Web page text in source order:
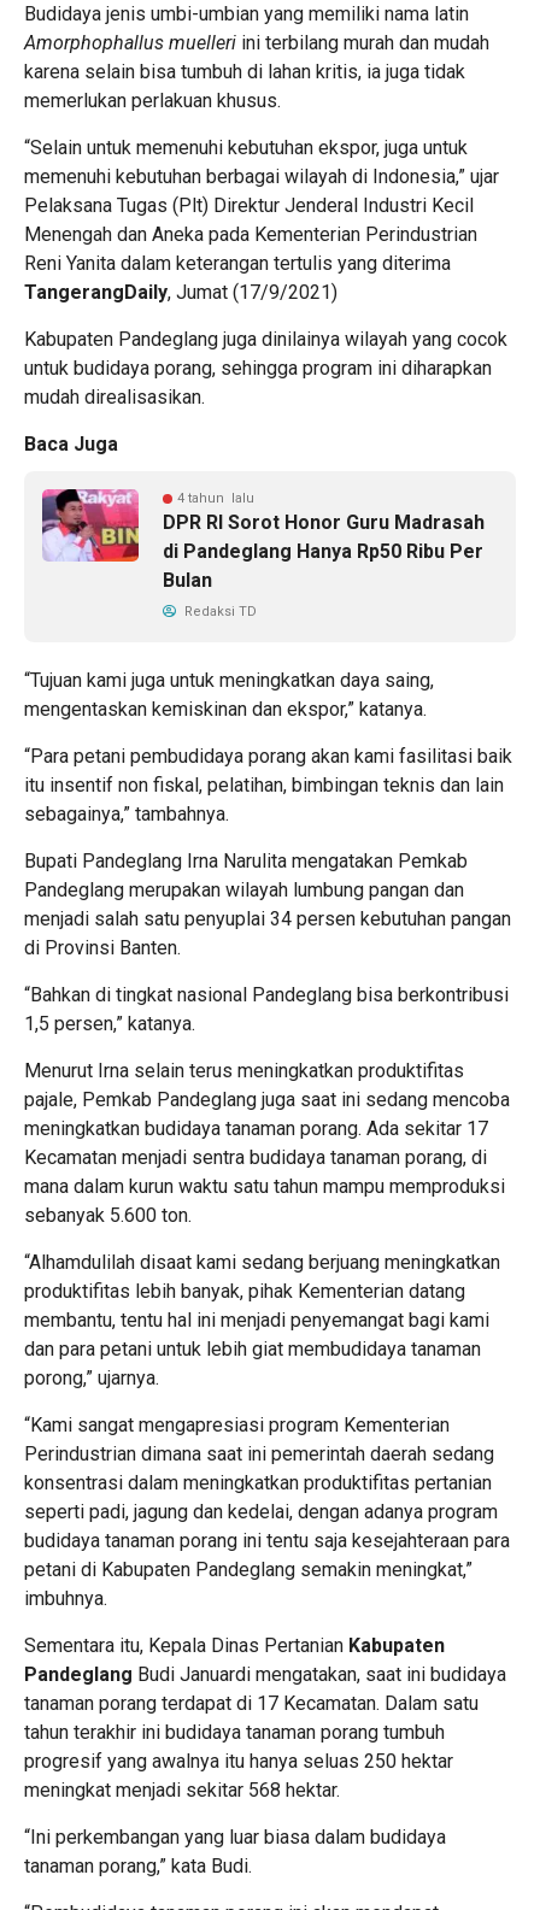
Budidaya jenis umbi-umbian yang memiliki nama latin
Amorphophallus muelleri ini terbilang murah dan mudah
karena selain bisa tumbuh di lahan kritis, ia juga tidak
memerlukan perlakuan khusus.
“Selain untuk memenuhi kebutuhan ekspor, juga untuk
memenuhi kebutuhan berbagai wilayah di Indonesia,” ujar
Pelaksana Tugas (Plt) Direktur Jenderal Industri Kecil
Menengah dan Aneka pada Kementerian Perindustrian
Reni Yanita dalam keterangan tertulis yang diterima
TangerangDaily, Jumat (17/9/2021)
Kabupaten Pandeglang juga dinilainya wilayah yang cocok
untuk budidaya porang, sehingga program ini diharapkan
mudah direalisasikan.
Baca Juga
4 tahun lalu
DPR RI Sorot Honor Guru Madrasah
di Pandeglang Hanya Rp50 Ribu Per
Bulan
Redaksi TD
“Tujuan kami juga untuk meningkatkan daya saing,
mengentaskan kemiskinan dan ekspor,” katanya.
“Para petani pembudidaya porang akan kami fasilitasi baik
itu insentif non fiskal, pelatihan, bimbingan teknis dan lain
sebagainya,” tambahnya.
Bupati Pandeglang Irna Narulita mengatakan Pemkab
Pandeglang merupakan wilayah lumbung pangan dan
menjadi salah satu penyuplai 34 persen kebutuhan pangan
di Provinsi Banten.
“Bahkan di tingkat nasional Pandeglang bisa berkontribusi
1,5 persen,” katanya.
Menurut Irna selain terus meningkatkan produktifitas
pajale, Pemkab Pandeglang juga saat ini sedang mencoba
meningkatkan budidaya tanaman porang. Ada sekitar 17
Kecamatan menjadi sentra budidaya tanaman porang, di
mana dalam kurun waktu satu tahun mampu memproduksi
sebanyak 5.600 ton.
“Alhamdulilah disaat kami sedang berjuang meningkatkan
produktifitas lebih banyak, pihak Kementerian datang
membantu, tentu hal ini menjadi penyemangat bagi kami
dan para petani untuk lebih giat membudidaya tanaman
porong,” ujarnya.
“Kami sangat mengapresiasi program Kementerian
Perindustrian dimana saat ini pemerintah daerah sedang
konsentrasi dalam meningkatkan produktifitas pertanian
seperti padi, jagung dan kedelai, dengan adanya program
budidaya tanaman porang ini tentu saja kesejahteraan para
petani di Kabupaten Pandeglang semakin meningkat,”
imbuhnya.
Sementara itu, Kepala Dinas Pertanian Kabupaten
Pandeglang Budi Januardi mengatakan, saat ini budidaya
tanaman porang terdapat di 17 Kecamatan. Dalam satu
tahun terakhir ini budidaya tanaman porang tumbuh
progresif yang awalnya itu hanya seluas 250 hektar
meningkat menjadi sekitar 568 hektar.
“Ini perkembangan yang luar biasa dalam budidaya
tanaman porang,” kata Budi.